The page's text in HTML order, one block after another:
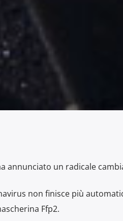
annunciato un radicale
non finisce più
Ffp2.